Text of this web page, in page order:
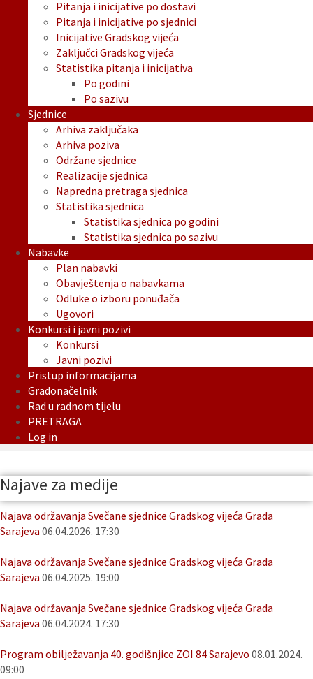
Pitanja i inicijative po dostavi
Pitanja i inicijative po sjednici
Inicijative Gradskog vijeća
Zaključci Gradskog vijeća
Statistika pitanja i inicijativa
Po godini
Po sazivu
Sjednice
Arhiva zaključaka
Arhiva poziva
Održane sjednice
Realizacije sjednica
Napredna pretraga sjednica
Statistika sjednica
Statistika sjednica po godini
Statistika sjednica po sazivu
Nabavke
Plan nabavki
Obavještenja o nabavkama
Odluke o izboru ponuđača
Ugovori
Konkursi i javni pozivi
Konkursi
Javni pozivi
Pristup informacijama
Gradonačelnik
Rad u radnom tijelu
PRETRAGA
Log in
Najave za medije
Najava održavanja Svečane sjednice Gradskog vijeća Grada
Sarajeva 06.04.2026. 17:30
Najava održavanja Svečane sjednice Gradskog vijeća Grada
Sarajeva 06.04.2025. 19:00
Najava održavanja Svečane sjednice Gradskog vijeća Grada
Sarajeva 06.04.2024. 17:30
Program obilježavanja 40. godišnjice ZOI 84 Sarajevo 08.01.2024.
09:00